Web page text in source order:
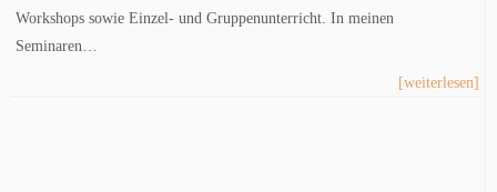
Workshops sowie Einzel- und Gruppenunterricht. In meinen
Seminaren…
[weiterlesen]